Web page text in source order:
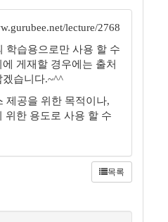
lecture/2768
학습용으로만 사용 할 수
게재할 경우에는 출처
습니다.~^^
제공을 위한 목적이나,
위한 용도로 사용 할 수
목록